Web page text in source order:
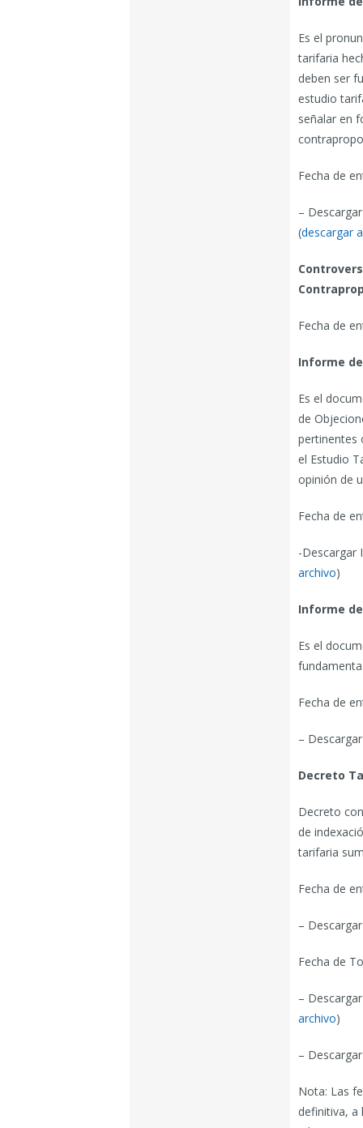
Es el
tarifaria
deben ser
estudio
señalar en
Fecha de
–
(descargar
Fecha de
Informe
Es el
de
pertinentes
el Estudio
opinión de
Fecha de
-Descargar
archivo)
Informe
Es el
Fecha de
–
Decreto
Decreto
de
tarifaria
Fecha de
–
Fecha de
–
archivo)
–
Nota: Las
definitiva, a